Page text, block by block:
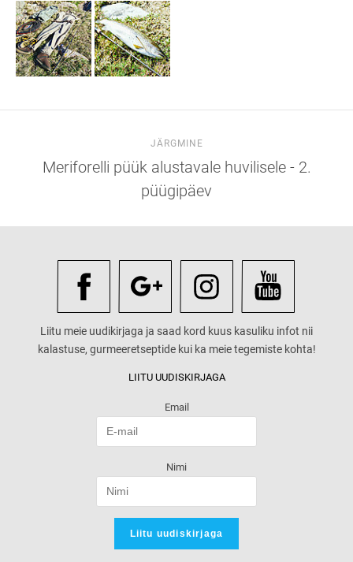
JÄRGMINE
Meriforelli püük alustavale huvilisele - 2.
püügipäev
Liitu meie uudikirjaga ja saad kord kuus kasuliku infot nii
kalastuse, gurmeeretseptide kui ka meie tegemiste kohta!
LIITU UUDISKIRJAGA
Email
Nimi
Liitu uudiskirjaga